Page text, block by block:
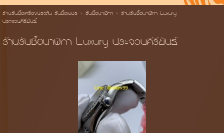
ร้านรับซื้อเครื่องประดับ รับซื้อเพชร> รับซื้อนาฬิกา> ร้านรับซื้อนาฬิกา Luxury
ประจวบคีรีขันธ์
ร้านรับซื้อนาฬิกา Luxury ประจวบคีรีขันธ์